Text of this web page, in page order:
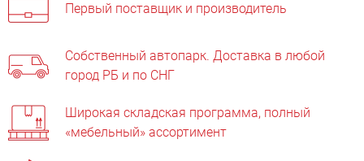
Первый поставщик и производитель
Собственный автопарк. Доставка в любой
город РБ и по СНГ
Широкая складская программа, полный
«мебельный» ассортимент